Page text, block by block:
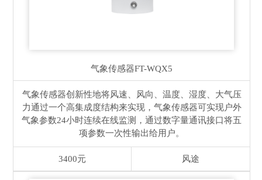
气象传感器FT-WQX5
气象传感器创新性地将风速、风向、温度、湿度、大气压
力通过一个高集成度结构来实现，气象传感器可实现户外
气象参数24小时连续在线监测，通过数字量通讯接口将五
项参数一次性输出给用户。
3400元 风途